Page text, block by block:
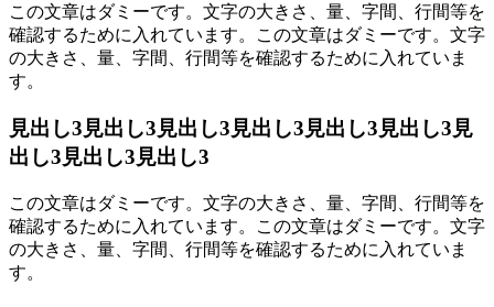
この文章はダミーです。文字の大きさ、量、字間、行間等を
確認するために入れています。この文章はダミーです。文字
の大きさ、量、字間、行間等を確認するために入れていま
す。
見出し3見出し3見出し3見出し3見出し3見出し3見
出し3見出し3見出し3
この文章はダミーです。文字の大きさ、量、字間、行間等を
確認するために入れています。この文章はダミーです。文字
の大きさ、量、字間、行間等を確認するために入れていま
す。